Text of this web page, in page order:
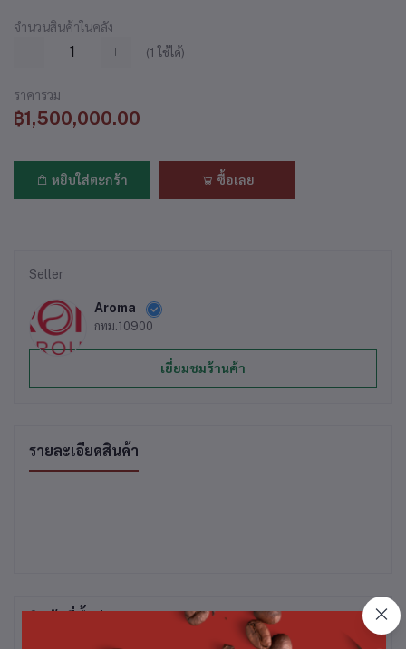
จำนวนสินค้าในคลัง
(1 ใช้ได้)
ราคารวม
฿1,500,000.00
หยิบใส่ตะกร้า ซื้อเลย
Seller
Aroma
กทม.10900
เยี่ยมชมร้านค้า
รายละเอียดสินค้า